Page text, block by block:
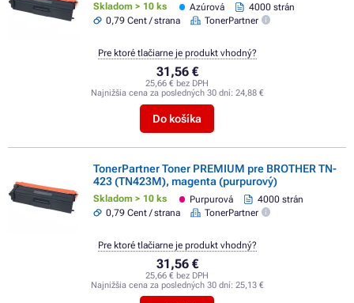
Skladom > 10 ks Azúrová
4000 strán
0,79 Cent / strana
TonerPartner
31,56 €
25,66 € bez DPH
Najnižšia cena za posledných 30 dní: 24,88 €
Do košíka
Pre ktoré tlačiarne je produkt vhodný?
TonerPartner Toner PREMIUM pre BROTHER TN-
423 (TN423M), magenta (purpurový)
Skladom > 10 ks Purpurová
4000 strán
0,79 Cent / strana
TonerPartner
31,56 €
25,66 € bez DPH
Najnižšia cena za posledných 30 dní: 25,13 €
Pre ktoré tlačiarne je produkt vhodný?